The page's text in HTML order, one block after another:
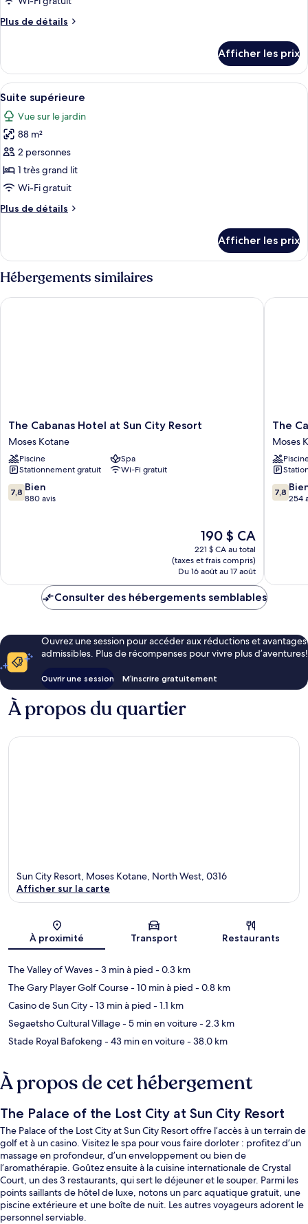
chambre :
Plus de détails
Plus
Suite
Junior
Afficher les prix
Afficher
toutes
les
photos
pour
ce
type
chambre :
Une chambre d’hôtel avec un grand
4
Suite supérieure
Vue sur le jardin
88 m²
2 personnes
1 très grand lit
Wi-Fi gratuit
Plus de détails
Plus
Suite
supérieure
Afficher les prix
Hébergements similaires
The
Cabanas
Hotel
at
Sun
City
Resort
The Cabanas Hotel at Sun City Resort
Moses Kotane
Piscine
Spa
Stationnement gratuit
Wi-Fi gratuit
7.8
sur
7,8 Bien
880 avis
Le
prix
est
de
190 $ CA
190 $ CA
221 $ CA au total
(taxes et frais compris)
Du 16 août au 17 août
The Cabanas Hotel at Sun City Resort
The
Hotel
at
Sun
City
Resort
The
Moses
7.8
sur
7,8
254
The
Consulter des hébergements semblables
Ouvrez une session pour accéder aux réductions et avantages
admissibles. Plus de récompenses pour vivre plus d’aventures!
Ouvrir une session M’inscrire gratuitement
À propos du quartier
Carte
Sun City Resort, Moses Kotane, North West, 0316
Afficher sur la carte
À proximité Transport Restaurants
The Valley of Waves- 3 min à pied - 0.3 km
The Gary Player Golf Course- 10 min à pied - 0.8 km
Casino de Sun City- 13 min à pied - 1.1 km
Segaetsho Cultural Village- 5 min en voiture- 2.3 km
Stade Royal Bafokeng - 43 min en voiture- 38.0 km
À propos de cet hébergement
The Palace of the Lost City at Sun City Resort
The Palace of the Lost City at Sun City Resort offre l’accès à un terrain de
golf et à un casino. Visitez le spa pour vous faire dorloter : profitez d’un
massage en profondeur, d’un enveloppement ou bien de
l’aromathérapie. Goûtez ensuite à la cuisine internationale de Crystal
Court, un des 3 restaurants, qui sert le déjeuner et le souper. Parmi les
points saillants de hôtel de luxe, notons un parc aquatique gratuit, une
piscine extérieure et une boîte de nuit. Les autres voyageurs adorent le
personnel serviable.